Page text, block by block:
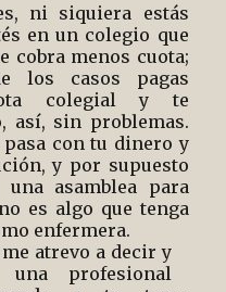
siquiera estás
en un colegio que
cobra menos cuota;
los casos pagas
colegial y te
así, sin problemas.
con tu dinero y
y por supuesto
asamblea para
es algo que tenga
enfermera.
atrevo a decir y
profesional